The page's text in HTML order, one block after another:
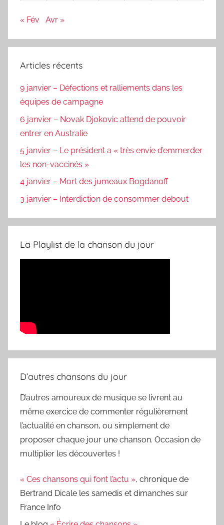
« Fév Avr »
Articles récents
9 janvier – Défections et ralliements dans les
équipes de campagne
6 janvier – Novak Djokovic attend de pouvoir
entrer en Australie
5 janvier – Le président a « très envie d’emmerder
les non-vaccinés »
4 janvier – Mort des jumeaux Bogdanoff
3 janvier – Interdiction de consommer debout
La Playlist de la chanson du jour
D’autres chansons du jour
D’autres amoureux de musique se livrent au
même exercice de commenter régulièrement
l’actualité en chanson, ou simplement de
proposer chaque jour une chanson. Occasion de
multiplier les découvertes !
« Ces chansons qui font l’actu », chronique de
Bertrand Dicale les samedis et dimanches sur
France Info